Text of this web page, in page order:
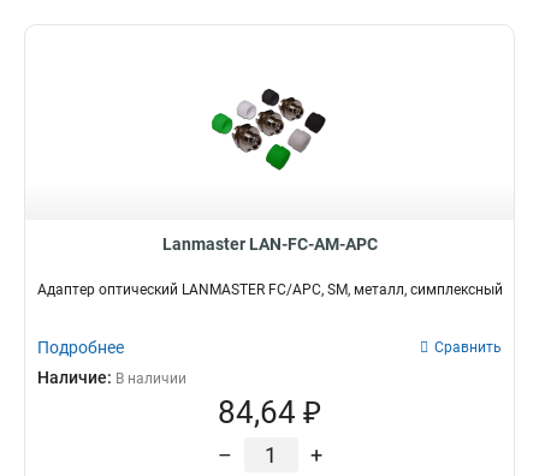
Lanmaster LAN-FC-AM-APC
Адаптер оптический LANMASTER FC/APC, SM, металл, симплексный
Подробнее Сравнить
Наличие: В наличии
84,64 ₽
– +